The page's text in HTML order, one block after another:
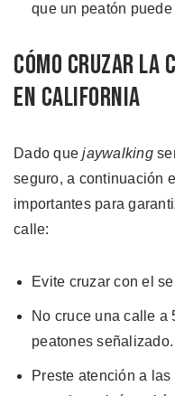
que un peatón puede
Cómo Cruzar la
en California
Dado quejaywalking
seguro, a continuación
importantes para
calle:
Evite cruzar con el
No cruce una calle a
peatones señalizado.
Preste atención a